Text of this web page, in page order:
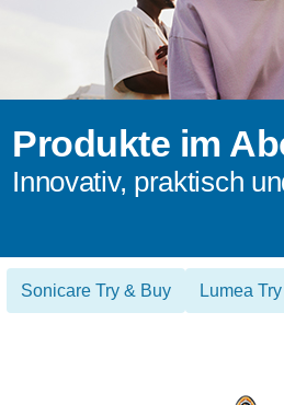
Produkte im
Innovativ, praktisch
Sonicare Try & Buy Lumea